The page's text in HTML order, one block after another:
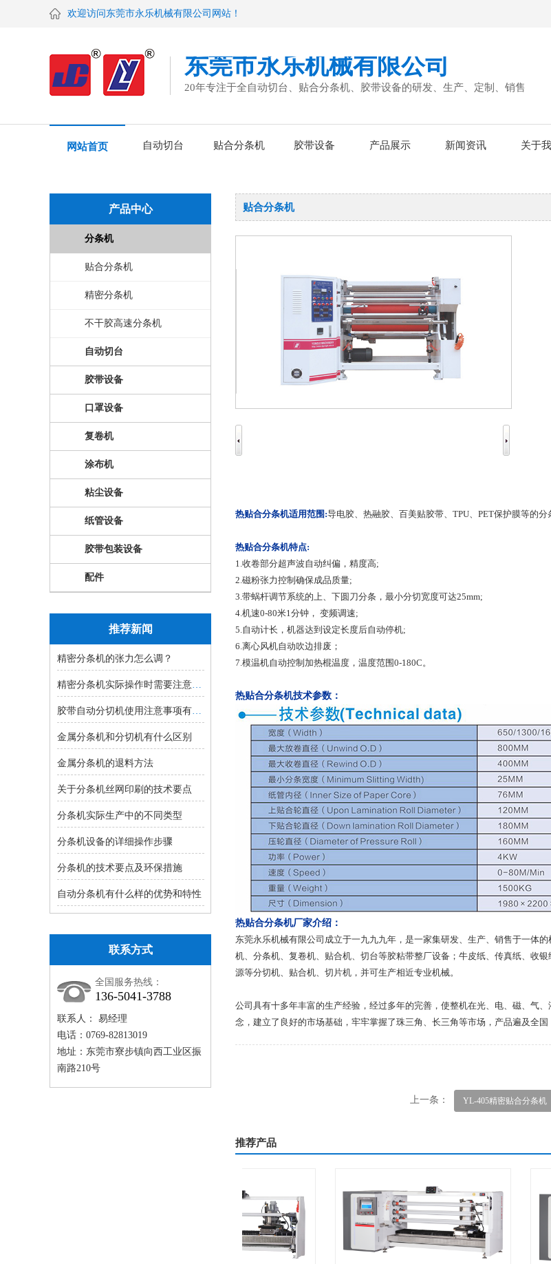
欢迎访问东莞市永乐机械有限公司网站！
东莞市永乐机械有限公司
20年专注于全自动切台、贴合分条机、胶带设备的研发、生产、定制、销售
网站首页 自动切台 贴合分条机 胶带设备 产品展示 新闻资讯 关于
产品中心
分条机
贴合分条机
精密分条机
不干胶高速分条机
自动切台
胶带设备
口罩设备
复卷机
涂布机
粘尘设备
纸管设备
胶带包装设备
配件
推荐新闻
精密分条机的张力怎么调？
精密分条机实际操作时需要注意的事...
胶带自动分切机使用注意事项有哪些...
金属分条机和分切机有什么区别
金属分条机的退料方法
关于分条机丝网印刷的技术要点
分条机实际生产中的不同类型
分条机设备的详细操作步骤
分条机的技术要点及环保措施
自动分条机有什么样的优势和特性
联系方式
全国服务热线：
136-5041-3788
联系人： 易经理
电话：0769-82813019
地址：东莞市寮步镇向西工业区振
南路210号
贴合分条机
热贴合分条机适用范围:导电胶、热融胶、百美贴胶带、TPU、PET保护膜等的分
热贴合分条机特点:
1.收卷部分超声波自动纠偏，精度高;
2.磁粉张力控制确保成品质量;
3.带蜗杆调节系统的上、下圆刀分条，最小分切宽度可达25mm;
4.机速0-80米1分钟， 变频调速;
5.自动计长，机器达到设定长度后自动停机;
6.离心风机自动吹边排废；
7.模温机自动控制加热棍温度，温度范围0-180C。
热贴合分条机技术参数：
热贴合分条机厂家介绍：
东莞永乐机械有限公司成立于一九九九年，是一家集研发、生产、销售于一体
机、分条机、复卷机、贴合机、切台等胶粘带整厂设备；牛皮纸、传真纸、收
源等分切机、贴合机、切片机，并可生产相近专业机械。
公司具有十多年丰富的生产经验，经过多年的完善，使整机在光、电、磁、气
念，建立了良好的市场基础，牢牢掌握了珠三角、长三角等市场，产品遍及全
上一条： YL-405精密贴合分条机
推荐产品